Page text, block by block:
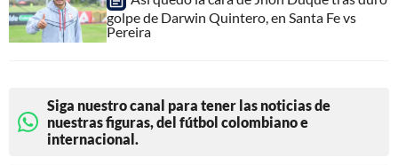
golpe de Darwin Quintero, en Santa Fe vs
Pereira
Siga nuestro canal para tener las noticias de
nuestras figuras, del fútbol colombiano e
internacional.